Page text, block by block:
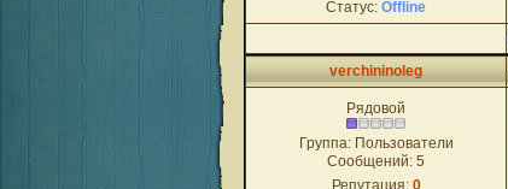
Статус: Offline
verchininoleg
Рядовой
Группа: Пользователи
Сообщений: 5
Репутация: 0